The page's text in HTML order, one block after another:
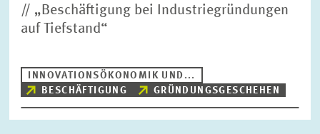
// „Beschäftigung bei Industriegründungen
auf Tiefstand“
INNOVATIONSÖKONOMIK UND...
BESCHÄFTIGUNG
GRÜNDUNGSGESCHEHEN